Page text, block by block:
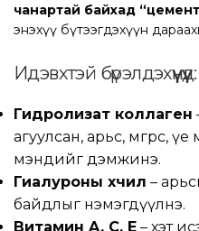
чанартай байхад
энэхүү бүтээгдэхүүн
Идэвхтэй бүрэлдэхүүнүүд:
Гидролизат коллаген
агуулсан, арьс, мөгөөрс,
мэндийг дэмжинэ.
Гиалуроны хүчил –
байдлыг нэмэгдүүлнэ.
Витамин A, C, E – хэт